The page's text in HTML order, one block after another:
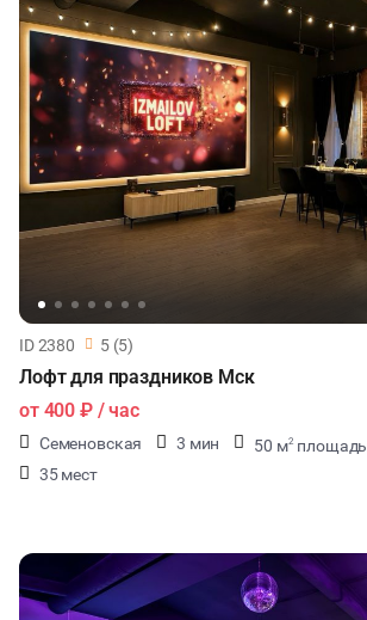
ID 2380 5 (5)
Лофт для праздников Мск
от 400 ₽/ час
Семеновская 3 мин 50 м2 площадь
35 мест